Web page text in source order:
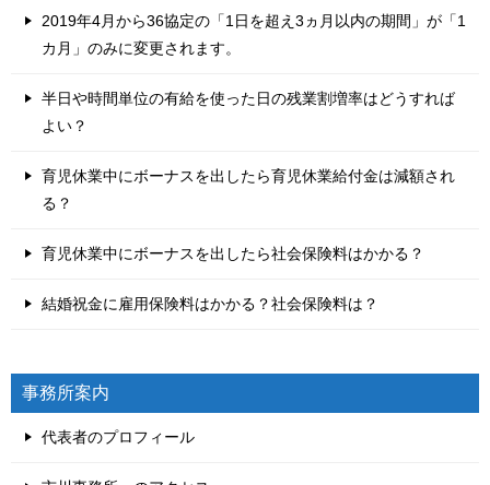
2019年4月から36協定の「1日を超え3ヵ月以内の期間」が「1
カ月」のみに変更されます。
半日や時間単位の有給を使った日の残業割増率はどうすれば
よい？
育児休業中にボーナスを出したら育児休業給付金は減額され
る？
育児休業中にボーナスを出したら社会保険料はかかる？
結婚祝金に雇用保険料はかかる？社会保険料は？
事務所案内
代表者のプロフィール